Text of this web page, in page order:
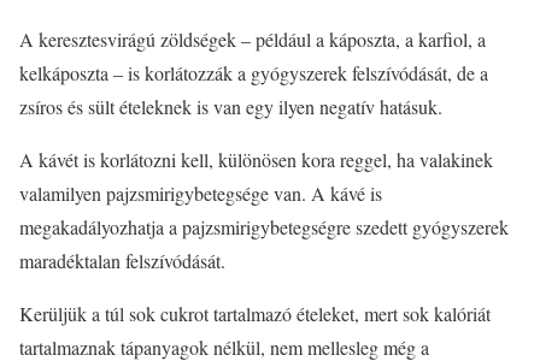
A keresztesvirágú zöldségek – például a káposzta, a karfiol, a
kelkáposzta – is korlátozzák a gyógyszerek felszívódását, de a
zsíros és sült ételeknek is van egy ilyen negatív hatásuk.
A kávét is korlátozni kell, különösen kora reggel, ha valakinek
valamilyen pajzsmirigybetegsége van. A kávé is
megakadályozhatja a pajzsmirigybetegségre szedett gyógyszerek
maradéktalan felszívódását.
Kerüljük a túl sok cukrot tartalmazó ételeket, mert sok kalóriát
tartalmaznak tápanyagok nélkül, nem mellesleg még a